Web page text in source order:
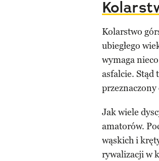
Kolarstwo
ubiegłego
wymaga
asfalcie.
Jak wiele
amatorów.
wąskich i
rywalizacji w